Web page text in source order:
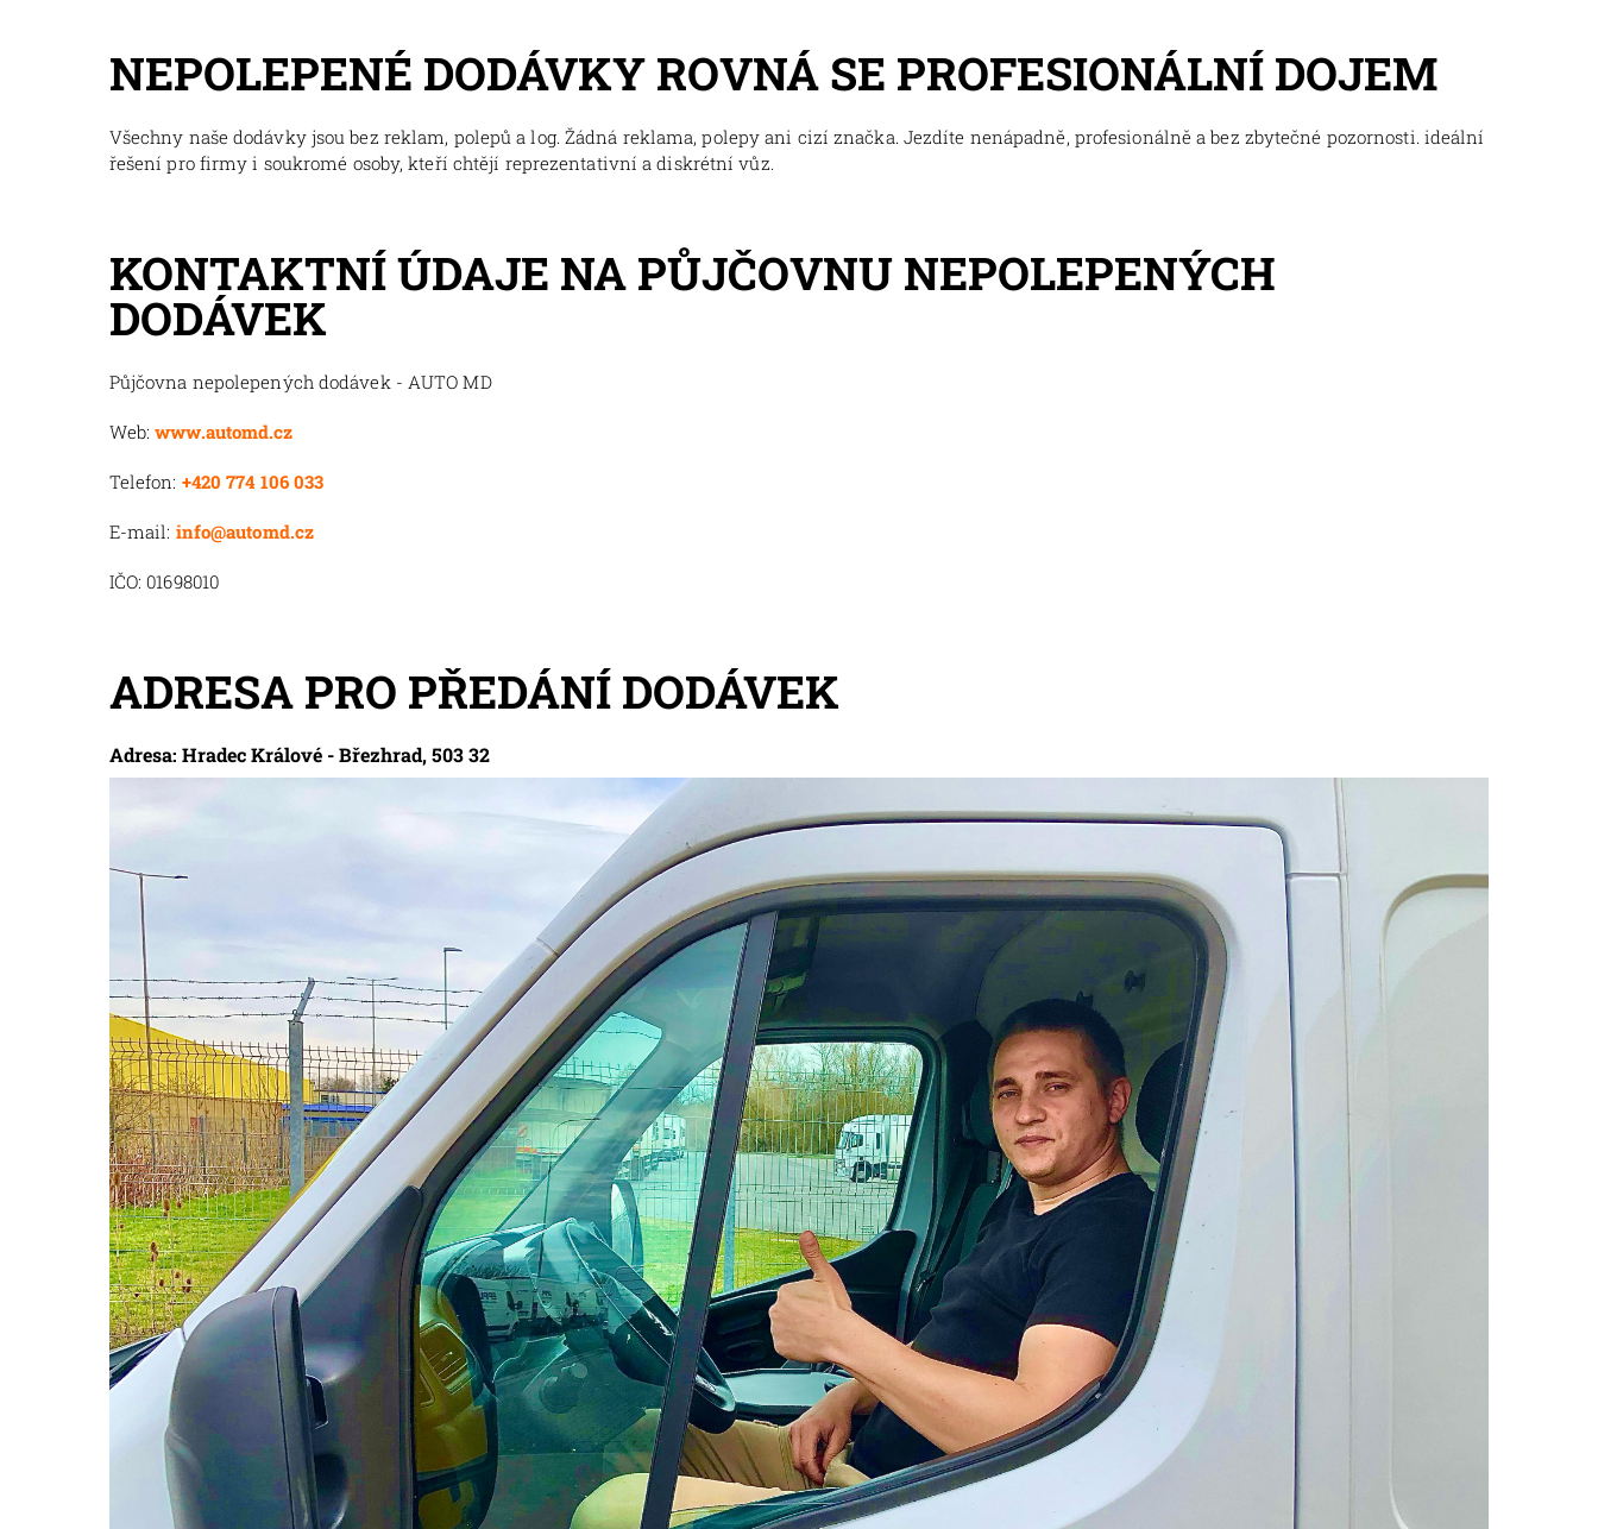
NEPOLEPENÉ DODÁVKY ROVNÁ SE PROFESIONÁLNÍ DOJEM
Všechny naše dodávky jsou bez reklam, polepů a log. Žádná reklama, polepy ani cizí značka. Jezdíte nenápadně, profesionálně a bez zbytečné pozornosti. ideální
řešení pro firmy i soukromé osoby, kteří chtějí reprezentativní a diskrétní vůz.
KONTAKTNÍ ÚDAJE NA PŮJČOVNU NEPOLEPENÝCH
DODÁVEK
Půjčovna nepolepených dodávek - AUTO MD
Web:www.automd.cz
Telefon: +420 774 106 033
E-mail: info@automd.cz
IČO: 01698010
ADRESA PRO PŘEDÁNÍ DODÁVEK
Adresa: Hradec Králové - Březhrad, 503 32